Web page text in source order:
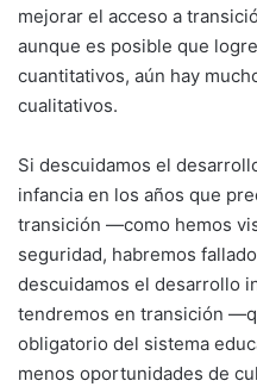
mejorar el acceso a
aunque es posible que
cuantitativos, aún hay
cualitativos.
Si descuidamos el
infancia en los años que
transición —como hemos
seguridad, habremos
descuidamos el desarrollo
tendremos en transición
obligatorio del sistema
menos oportunidades de